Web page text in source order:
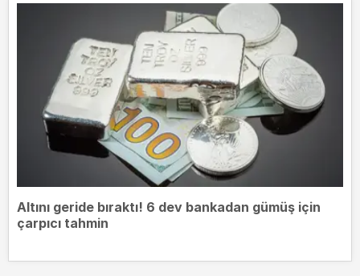
Altını geride bıraktı! 6 dev bankadan gümüş için
çarpıcı tahmin